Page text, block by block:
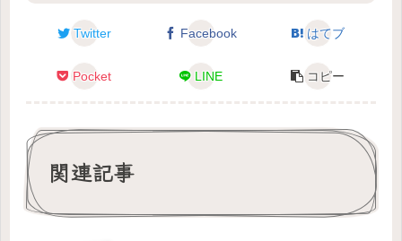
Twitter Facebook はてブ
Pocket LINE コピー
関連記事